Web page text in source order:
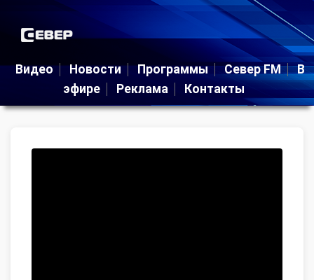
Видео Новости Программы Север FM
В
эфире
Реклама Контакты